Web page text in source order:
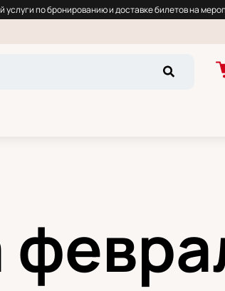
по бронированию и доставке билетов на